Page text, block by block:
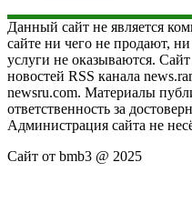
Данный сайт не является
сайте ни чего не продают,
услуги не оказываются.
новостей RSS канала
newsru.com. Материалы
ответственность за
Администрация сайта не
Сайт от bmb3 @ 2025